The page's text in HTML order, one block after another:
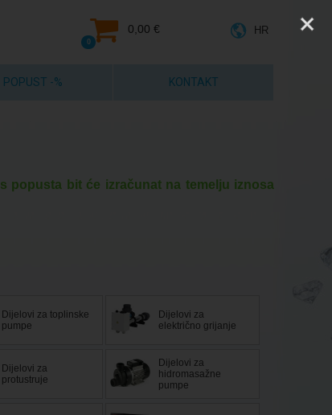
0,00 €
0
HR
POPUST -% KONTAKT
popusta bit će izračunat na temelju iznosa
Dijelovi za toplinske
pumpe
Dijelovi za
električno grijanje
Dijelovi za
protustruje
Dijelovi za
hidromasažne
pumpe